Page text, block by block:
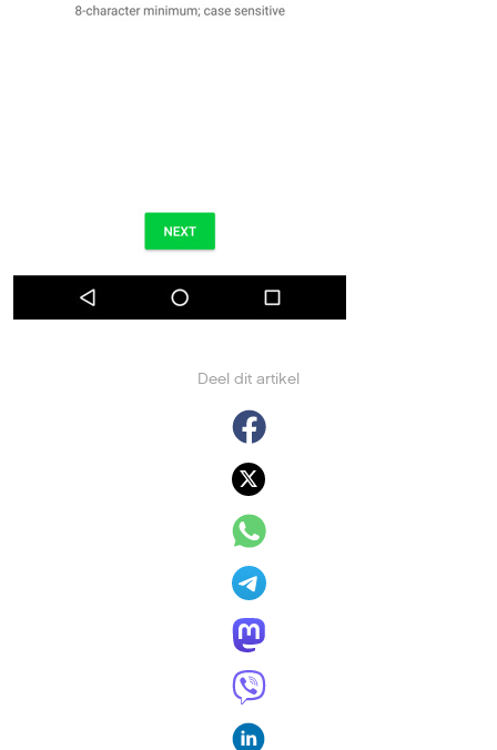
Deel dit artikel